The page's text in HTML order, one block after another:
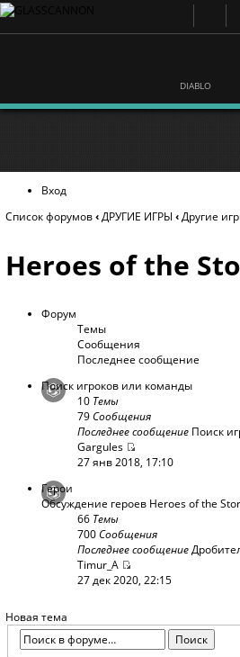
DIABLO
Вход
Список форумов‹ДРУГИЕ ИГРЫ ‹Другие
Heroes of the
Форум
Темы
Сообщения
Последнее сообщение
Поиск игроков или команды
10 Темы
79Сообщения
Последнее сообщение Поиск
Gargules
27 янв 2018, 17:10
Герои
Обсуждение героев Heroes of the
66 Темы
700Сообщения
Последнее сообщение
Timur_A
27 дек 2020, 22:15
Новая тема